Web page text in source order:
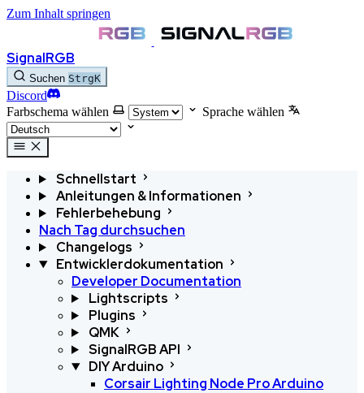
Zum Inhalt springen
SignalRGB
Suchen StrgK
Discord
Farbschema wählen
Sprache wählen
Schnellstart
Anleitungen & Informationen
Fehlerbehebung
Nach Tag durchsuchen
Changelogs
Entwicklerdokumentation
Developer Documentation
Lightscripts
Plugins
QMK
SignalRGB API
DIY Arduino
Corsair Lighting Node Pro Arduino